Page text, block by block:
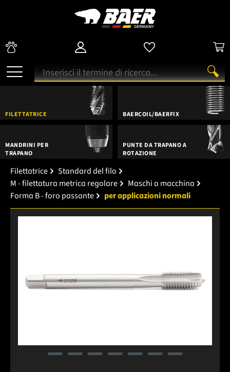
FILETTATRICE BAERCOIL/BAERFIX
MANDRINI PER
TRAPANO
PUNTE DA TRAPANO A
ROTAZIONE
Filettatrice
Standard del filo
M - filettatura metrica regolare
Maschi a macchina
Forma B - foro passante
per applicazioni normali